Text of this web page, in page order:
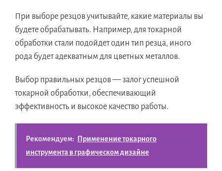
При выборе резцов учитывайте, какие материалы вы
будете обрабатывать. Например, для токарной
обработки стали подойдет один тип резца, иного
рода будет адекватным для цветных металлов.
Выбор правильных резцов — залог успешной
токарной обработки, обеспечивающий
эффективность и высокое качество работы.
Рекомендуем:
Применение токарного
инструмента в графическом дизайне